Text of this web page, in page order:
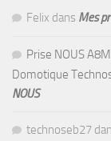
Felix dans Mes
Prise NOUS
Domotique
NOUS
technoseb27